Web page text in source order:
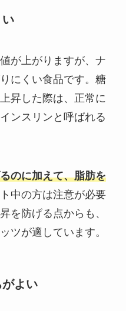
い
が上がりますが、ナ
にくい食品です。糖
昇した際は、正常に
ンスリンと呼ばれる
のに加えて、脂肪を
中の方は注意が必要
を防げる点からも、
ツが適しています。
よい